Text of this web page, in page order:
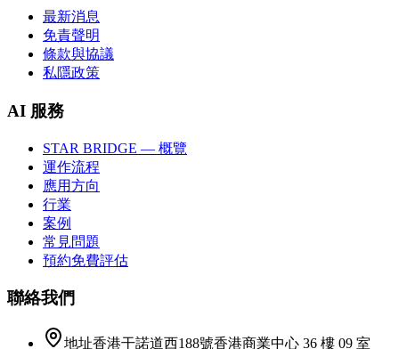
最新消息
免責聲明
條款與協議
私隱政策
AI 服務
STAR BRIDGE — 概覽
運作流程
應用方向
行業
案例
常見問題
預約免費評估
聯絡我們
地址香港干諾道西188號香港商業中心 36 樓 09 室